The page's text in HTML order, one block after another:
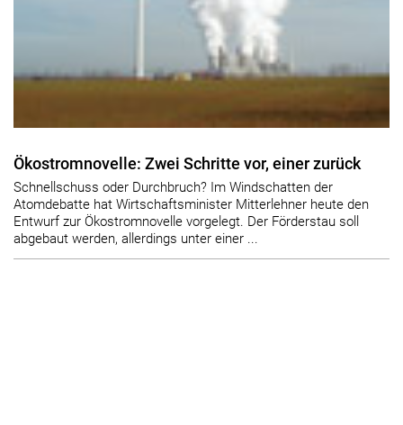
Ökostromnovelle: Zwei Schritte vor, einer zurück
Schnellschuss oder Durchbruch? Im Windschatten der
Atomdebatte hat Wirtschaftsminister Mitterlehner heute den
Entwurf zur Ökostromnovelle vorgelegt. Der Förderstau soll
abgebaut werden, allerdings unter einer ...